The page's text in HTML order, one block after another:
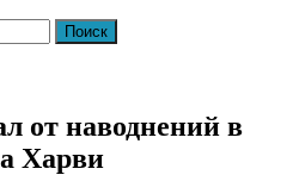
от наводнений в
Харви